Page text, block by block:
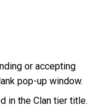
or accepting
pop-up window.
in the Clan tier title.